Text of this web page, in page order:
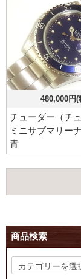
480,000円(
チューダー（チ
ミニサブマリー
青
商品検索